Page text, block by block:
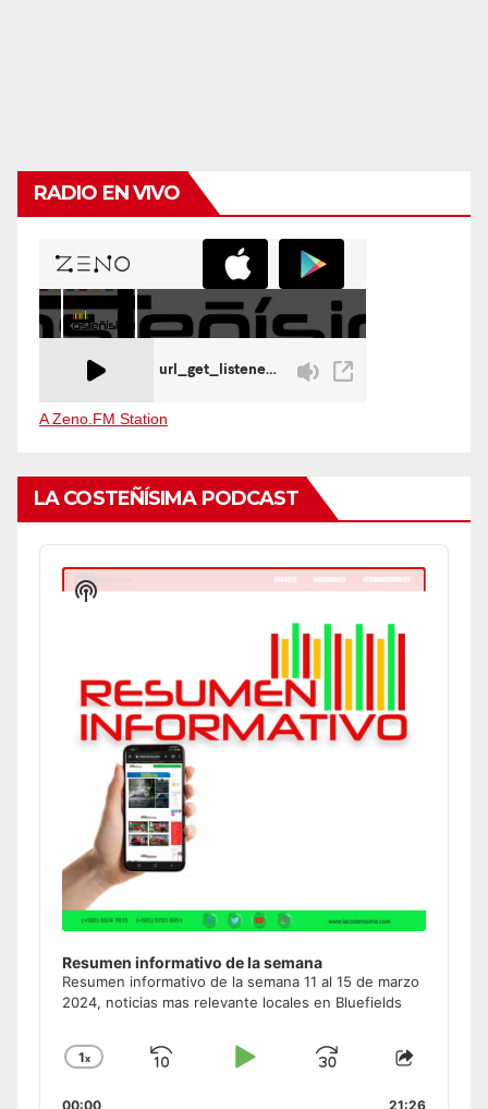
RADIO EN VIVO
A Zeno.FM Station
LA COSTEÑÍSIMA PODCAST
Audio
Player
Resumen informativo de la semana
Resumen informativo de la semana 11 al 15 de marzo
2024, noticias mas relevante locales en Bluefields
Change
1x
Skip
Play
Jump
Forward
Share
00:00 21:26
Show
Podcast